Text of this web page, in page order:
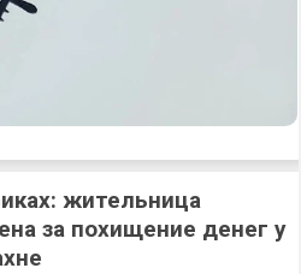
жительница
за похищение денег у